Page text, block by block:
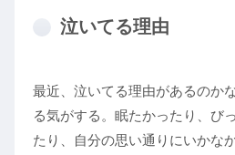
泣いてる理由
最近、泣いてる理由があるのか
る気がする。眠たかったり、び
たり、自分の思い通りにいかな